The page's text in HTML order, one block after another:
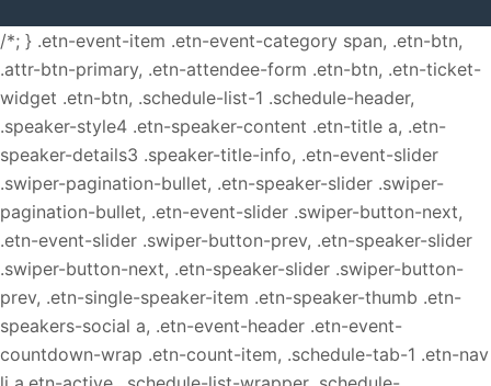
/*; } .etn-event-item .etn-event-category span, .etn-btn,
.attr-btn-primary, .etn-attendee-form .etn-btn, .etn-ticket-
widget .etn-btn, .schedule-list-1 .schedule-header,
.speaker-style4 .etn-speaker-content .etn-title a, .etn-
speaker-details3 .speaker-title-info, .etn-event-slider
.swiper-pagination-bullet, .etn-speaker-slider .swiper-
pagination-bullet, .etn-event-slider .swiper-button-next,
.etn-event-slider .swiper-button-prev, .etn-speaker-slider
.swiper-button-next, .etn-speaker-slider .swiper-button-
prev, .etn-single-speaker-item .etn-speaker-thumb .etn-
speakers-social a, .etn-event-header .etn-event-
countdown-wrap .etn-count-item, .schedule-tab-1 .etn-nav